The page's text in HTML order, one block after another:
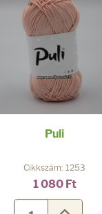
Puli
Cikkszám: 1253
1 080 Ft